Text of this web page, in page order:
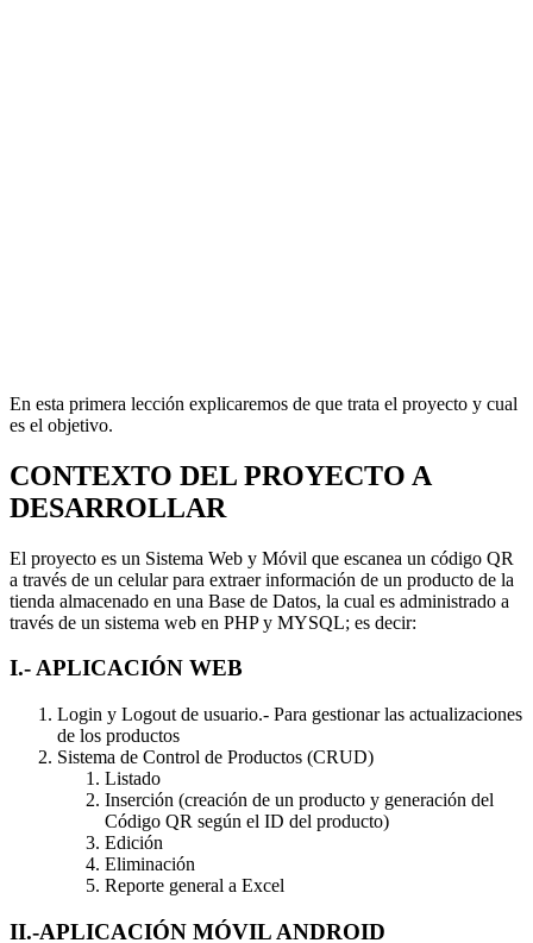
En esta primera lección explicaremos de que trata el proyecto y cual
es el objetivo.
CONTEXTO DEL PROYECTO A
DESARROLLAR
El proyecto es un Sistema Web y Móvil que escanea un código QR
a través de un celular para extraer información de un producto de la
tienda almacenado en una Base de Datos, la cual es administrado a
través de un sistema web en PHP y MYSQL; es decir:
I.- APLICACIÓN WEB
Login y Logout de usuario.- Para gestionar las actualizaciones
de los productos
Sistema de Control de Productos (CRUD)
Listado
Inserción (creación de un producto y generación del
Código QR según el ID del producto)
Edición
Eliminación
Reporte general a Excel
II.-APLICACIÓN MÓVIL ANDROID